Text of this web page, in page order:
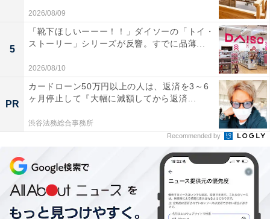
1位：青森魚菜センター 本店（青森市）／65票
名物「元祖 青森のっけ丼」を楽しめる場所として、全国
的に高い知名度を誇ります。市場内を歩き回り、自分の
好きな具材を少しずつご飯に乗せていく体験は観光のハ
イライトにぴったり。陸奥湾で獲れた新鮮な魚介を自分
好みにカスタマイズできる、青森ならではのぜいたくな
食体験が支持されました。
2026/08/09
5
「靴下ほしいーーー！！」ダイソーの「トイ・
ストーリー」シリーズが反響。すでに品薄...
2026/08/10
PR
カードローン50万円以上の人は、返済を3～6
ヶ月停止して『大幅に減額してから返済...
渋谷法務総合事務所
Recommended by